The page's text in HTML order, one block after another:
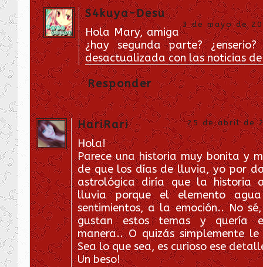
S4kuya-Desu
3 de mayo de
Hola Mary, amiga
¿hay segunda parte?
desactualizada con las noticias de
Responder
HariRari 25 de abril de
Hola!
Parece una historia muy bonita y
de que los días de lluvia, yo por
astrológica diría que la historia
lluvia porque el elemento
sentimientos, a la emoción.. No
gustan estos temas y quería
manera.. O quizás simplemente
Sea lo que sea, es curioso ese
Un beso!